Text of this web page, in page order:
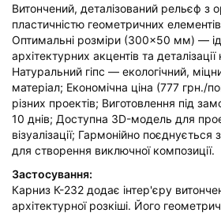
Витончений, деталізований рельєф з
пластичністю геометричних
Оптимальні розміри (300×50 мм) —
архітектурних акцентів та
Натуральний гіпс — екологічний,
матеріал; Економічна ціна (777 грн./
різних проектів; Виготовлення під
10 днів; Доступна 3D-модель для
візуалізації; Гармонійно
для створення виключної композиції.
Застосування:
Карниз К-232 додає інтер'єру
архітектурної розкіші. Його